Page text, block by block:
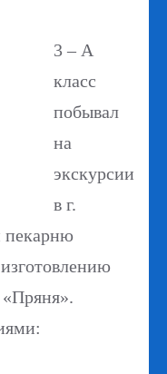
3 – А
класс
побывал
на
экскурсии
в г.
пекарню